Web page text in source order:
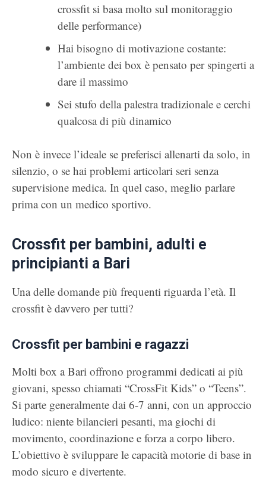
crossfit si basa molto sul monitoraggio
delle performance)
Hai bisogno di motivazione costante:
l’ambiente dei box è pensato per spingerti a
dare il massimo
Sei stufo della palestra tradizionale e cerchi
qualcosa di più dinamico
Non è invece l’ideale se preferisci allenarti da solo, in
silenzio, o se hai problemi articolari seri senza
supervisione medica. In quel caso, meglio parlare
prima con un medico sportivo.
Crossfit per bambini, adulti e
principianti a Bari
Una delle domande più frequenti riguarda l’età. Il
crossfit è davvero per tutti?
Crossfit per bambini e ragazzi
Molti box a Bari offrono programmi dedicati ai più
giovani, spesso chiamati “CrossFit Kids” o “Teens”.
Si parte generalmente dai 6-7 anni, con un approccio
ludico: niente bilancieri pesanti, ma giochi di
movimento, coordinazione e forza a corpo libero.
L’obiettivo è sviluppare le capacità motorie di base in
modo sicuro e divertente.